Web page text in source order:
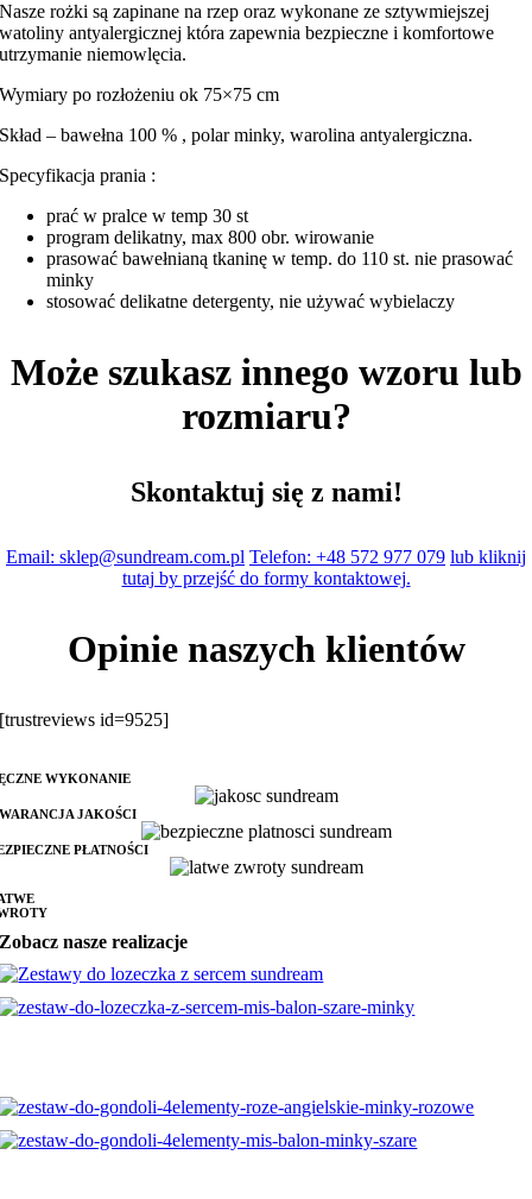
Nasze rożki są zapinane na rzep oraz wykonane ze sztywmiejszej
watoliny antyalergicznej która zapewnia bezpieczne i komfortowe
utrzymanie niemowlęcia.
Wymiary po rozłożeniu ok 75×75 cm
Skład – bawełna 100 % , polar minky, warolina antyalergiczna.
Specyfikacja prania :
prać w pralce w temp 30 st
program delikatny, max 800 obr. wirowanie
prasować bawełnianą tkaninę w temp. do 110 st. nie prasować
minky
stosować delikatne detergenty, nie używać wybielaczy
Może szukasz innego wzoru lub
rozmiaru?
Skontaktuj się z nami!
Email: sklep@sundream.com.pl Telefon: +48 572 977 079 lub kliknij
tutaj by przejść do formy kontaktowej.
Opinie naszych klientów
[trustreviews id=9525]
WYKONANIE
JAKOŚCI
PŁATNOŚCI
Zobacz nasze realizacje